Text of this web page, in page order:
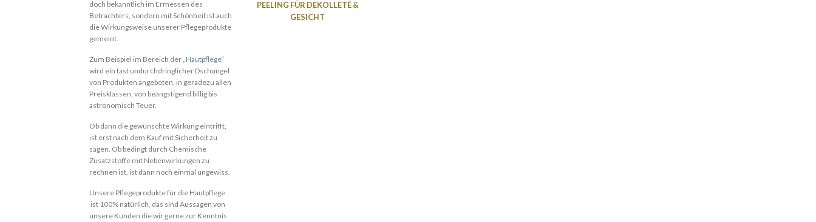
PEELING FÜR DEKOLLETÉ &
GESICHT
doch bekanntlich im Ermessen des
Betrachters, sondern mit Schönheit ist auch
die Wirkungsweise unserer Pflegeprodukte
gemeint.
Zum Beispiel im Bereich der „Hautpflege“
wird ein fast undurchdringlicher Dschungel
von Produkten angeboten, in geradezu allen
Preisklassen, von beängstigend billig bis
astronomisch Teuer.
Ob dann die gewünschte Wirkung eintrifft,
ist erst nach dem Kauf mit Sicherheit zu
sagen. Ob bedingt durch Chemische
Zusatzstoffe mit Nebenwirkungen zu
rechnen ist, ist dann noch einmal ungewiss.
Unsere Pflegeprodukte für die Hautpflege
ist 100% natürlich, das sind Aussagen von
unsere Kunden die wir gerne zur Kenntnis